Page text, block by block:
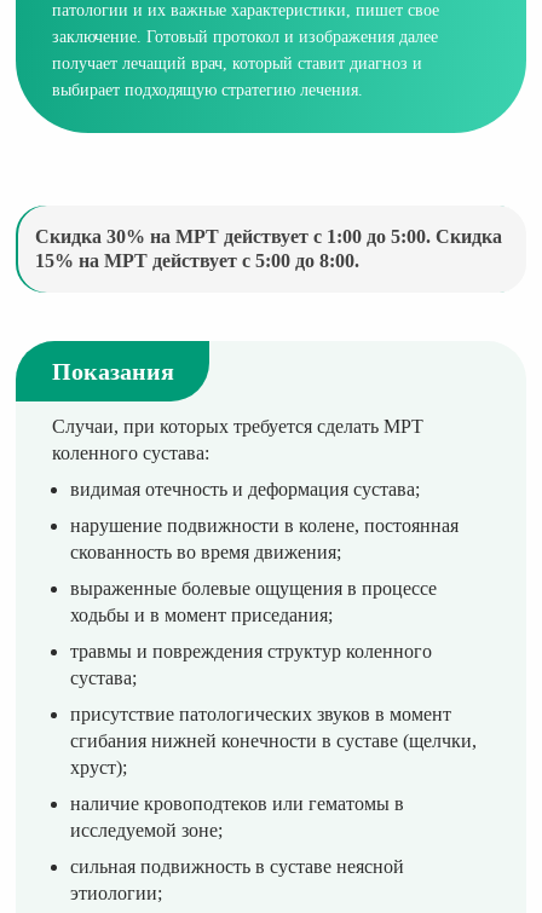
патологии и их важные характеристики, пишет свое
заключение. Готовый протокол и изображения далее
получает лечащий врач, который ставит диагноз и
выбирает подходящую стратегию лечения.
Скидка 30% на МРТ действует с 1:00 до 5:00. Скидка
15% на МРТ действует с 5:00 до 8:00.
Показания
Случаи, при которых требуется сделать МРТ
коленного сустава:
видимая отечность и деформация сустава;
нарушение подвижности в колене, постоянная
скованность во время движения;
выраженные болевые ощущения в процессе
ходьбы и в момент приседания;
травмы и повреждения структур коленного
сустава;
присутствие патологических звуков в момент
сгибания нижней конечности в суставе (щелчки,
хруст);
наличие кровоподтеков или гематомы в
исследуемой зоне;
сильная подвижность в суставе неясной
этиологии;